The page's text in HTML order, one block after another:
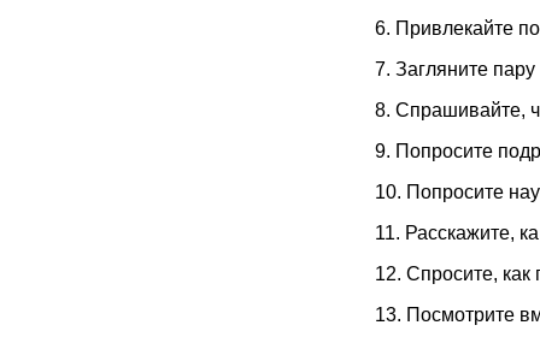
6. Привлекайте
7. Загляните
8. Спрашивайте,
9. Попросите
10. Попросите
11. Расскажите,
12. Спросите,
13. Посмотрите